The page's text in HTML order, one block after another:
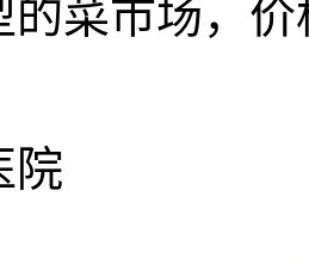
的菜市场，
院